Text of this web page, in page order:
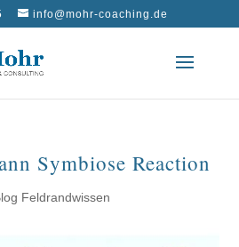
info@mohr-coaching.de
Symbiose Reaction
Feldrandwissen